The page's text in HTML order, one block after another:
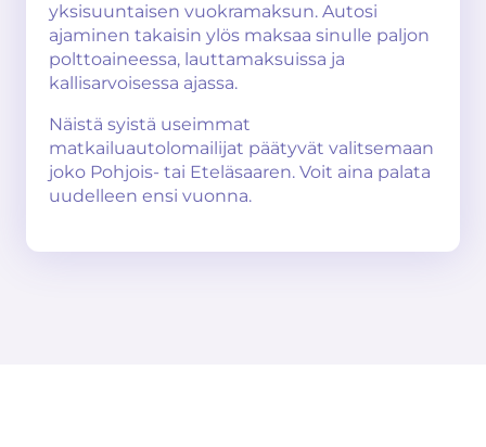
yksisuuntaisen vuokramaksun. Autosi
ajaminen takaisin ylös maksaa sinulle paljon
polttoaineessa, lauttamaksuissa ja
kallisarvoisessa ajassa.
Näistä syistä useimmat
matkailuautolomailijat päätyvät valitsemaan
joko Pohjois- tai Eteläsaaren. Voit aina palata
uudelleen ensi vuonna.